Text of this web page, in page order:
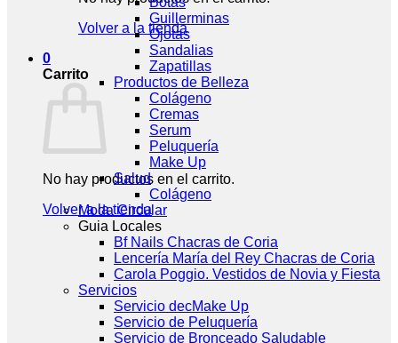
Volver a la tienda
0
Carrito
No hay productos en el carrito.
Volver a la tienda
Guillerminas
Ojotas
Sandalias
Zapatillas
Productos de Belleza
Colágeno
Cremas
Serum
Peluquería
Make Up
Salud
Colágeno
Moda Circular
Guia Locales
Bf Nails Chacras de Coria
Lencería María del Rey Chacras de Coria
Carola Poggio. Vestidos de Novia y Fiesta
Servicios
Servicio decMake Up
Servicio de Peluquería
Servicio de Bronceado Saludable